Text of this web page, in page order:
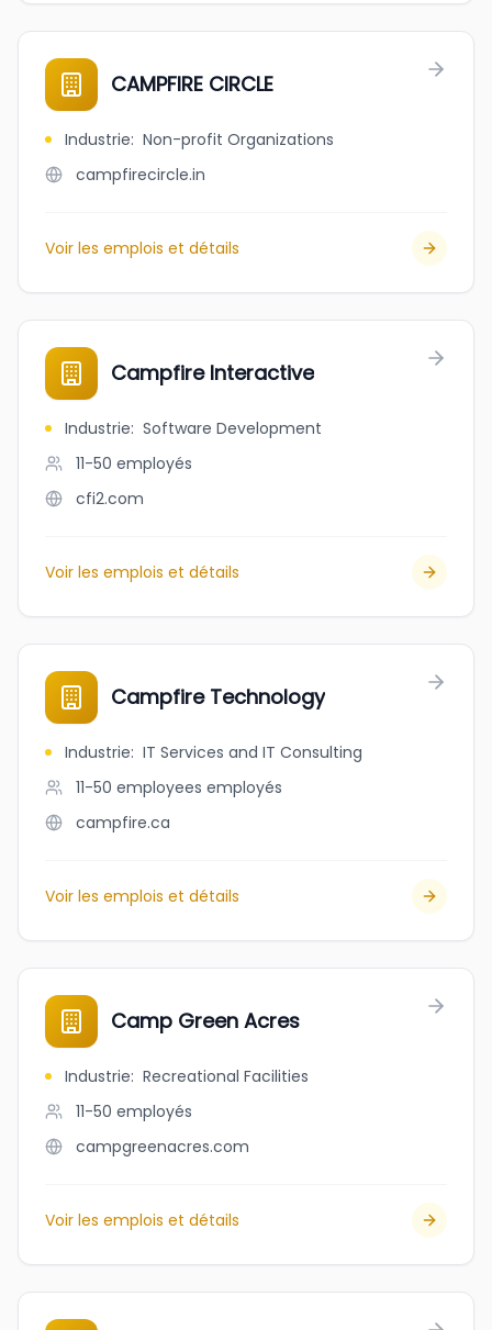
CAMPFIRE CIRCLE
Industrie: Non-profit Organizations
campfirecircle.in
Voir les emplois et détails
Campfire Interactive
Industrie: Software Development
11-50 employés
cfi2.com
Voir les emplois et détails
Campfire Technology
Industrie: IT Services and IT Consulting
11-50 employees employés
campfire.ca
Voir les emplois et détails
Camp Green Acres
Industrie: Recreational Facilities
11-50 employés
campgreenacres.com
Voir les emplois et détails